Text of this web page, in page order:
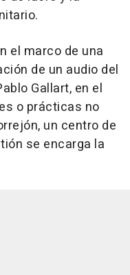
el marco de una
de un audio del
Gallart, en el
o prácticas no
un centro de
se encarga la